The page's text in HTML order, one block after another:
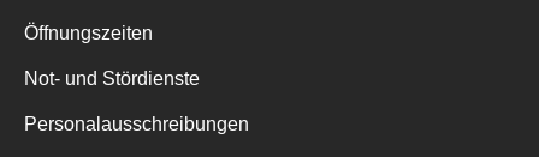
Öffnungszeiten
Not- und Stördienste
Personalausschreibungen